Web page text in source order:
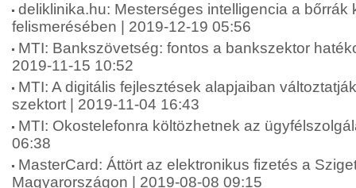
deliklinika.hu: Mesterséges intelligencia a bőrrák
felismerésében | 2019-12-19 05:56
MTI: Bankszövetség: fontos a bankszektor
2019-11-15 10:52
MTI: A digitális fejlesztések alapjaiban
szektort | 2019-11-04 16:43
MTI: Okostelefonra költözhetnek az
06:38
MasterCard: Áttört az elektronikus fizetés a
Magyarországon | 2019-08-08 09:15